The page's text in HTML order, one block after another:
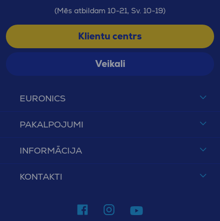
EURONICS
PAKALPOJUMI
INFORMĀCIJA
KONTAKTI
(Mēs atbildam 10-21, Sv. 10-19)
Klientu centrs
Veikali